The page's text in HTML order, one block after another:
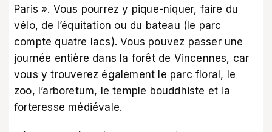
Paris ». Vous pourrez y pique-niquer, faire du
vélo, de l’équitation ou du bateau (le parc
compte quatre lacs). Vous pouvez passer une
journée entière dans la forêt de Vincennes, car
vous y trouverez également le parc floral, le
zoo, l’arboretum, le temple bouddhiste et la
forteresse médiévale.